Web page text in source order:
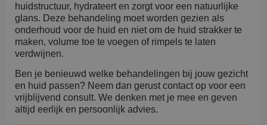
huidstructuur, hydrateert en zorgt voor een natuurlijke
glans. Deze behandeling moet worden gezien als
onderhoud voor de huid en niet om de huid strakker te
maken, volume toe te voegen of rimpels te laten
verdwijnen.
Ben je benieuwd welke behandelingen bij jouw gezicht
en huid passen? Neem dan gerust contact op voor een
vrijblijvend consult. We denken met je mee en geven
altijd eerlijk en persoonlijk advies.